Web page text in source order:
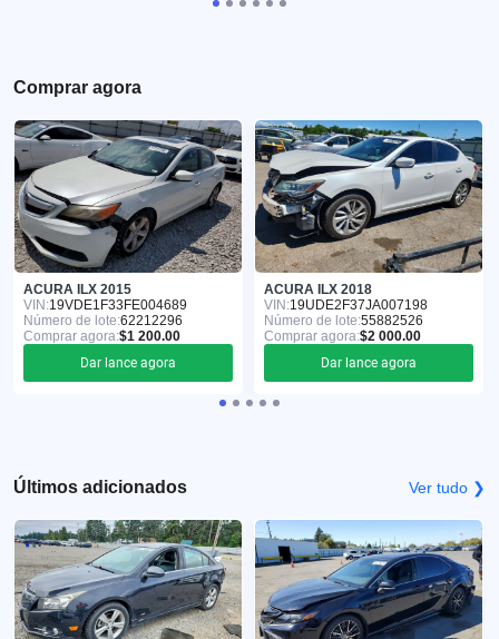
Comprar agora
ACURA ILX 2015
VIN:19VDE1F33FE004689
Número de lote:62212296
Comprar agora:$1 200.00
Dar lance agora
ACURA ILX 2018
VIN:19UDE2F37JA007198
Número de lote:55882526
Comprar agora:$2 000.00
Dar lance agora
Últimos adicionados Ver tudo ❯